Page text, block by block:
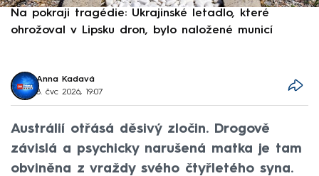
Na pokraji tragédie: Ukrajinské letadlo, které
ohrožoval v Lipsku dron, bylo naložené municí
Anna Kadavá
8. čvc 2026, 19:07
Austrálií otřásá děsivý zločin. Drogově
závislá a psychicky narušená matka je tam
obviněna z vraždy svého čtyřletého syna.